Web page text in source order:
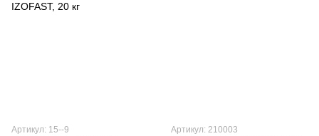
Артикул: 15--9 Артикул: 210003